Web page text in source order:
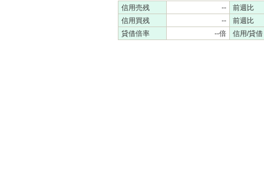
信用売残
--
前週比
信用買残
--
前週比
貸借倍率
--倍 信用/貸借